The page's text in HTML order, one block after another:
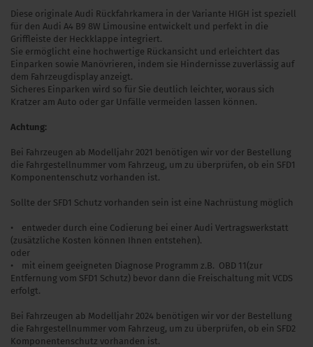
Diese originale Audi Rückfahrkamera in der Variante HIGH ist speziell
für den Audi A4 B9 8W Limousine entwickelt und perfekt in die
Griffleiste der Heckklappe integriert.
Sie ermöglicht eine hochwertige Rückansicht und erleichtert das
Einparken sowie Manövrieren, indem sie Hindernisse zuverlässig auf
dem Fahrzeugdisplay anzeigt.
Sicheres Einparken wird so für Sie deutlich leichter, woraus sich
Kratzer am Auto oder gar Unfälle vermeiden lassen können.
Achtung:
Bei Fahrzeugen ab Modelljahr 2021 benötigen wir vor der Bestellung
die Fahrgestellnummer vom Fahrzeug, um zu überprüfen, ob ein SFD1
Komponentenschutz vorhanden ist.
Sollte der SFD1 Schutz vorhanden sein ist eine Nachrüstung möglich
• entweder durch eine Codierung bei einer Audi Vertragswerkstatt
(zusätzliche Kosten können Ihnen entstehen).
oder
• mit einem geeigneten Diagnose Programm z.B. OBD 11(zur
Entfernung vom SFD1 Schutz) bevor dann die Freischaltung mit VCDS
erfolgt.
Bei Fahrzeugen ab Modelljahr 2024 benötigen wir vor der Bestellung
die Fahrgestellnummer vom Fahrzeug, um zu überprüfen, ob ein SFD2
Komponentenschutz vorhanden ist.